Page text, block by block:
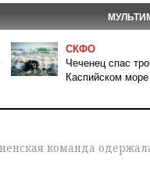
СКФО
Чеченец спас
Каспийском море
команда